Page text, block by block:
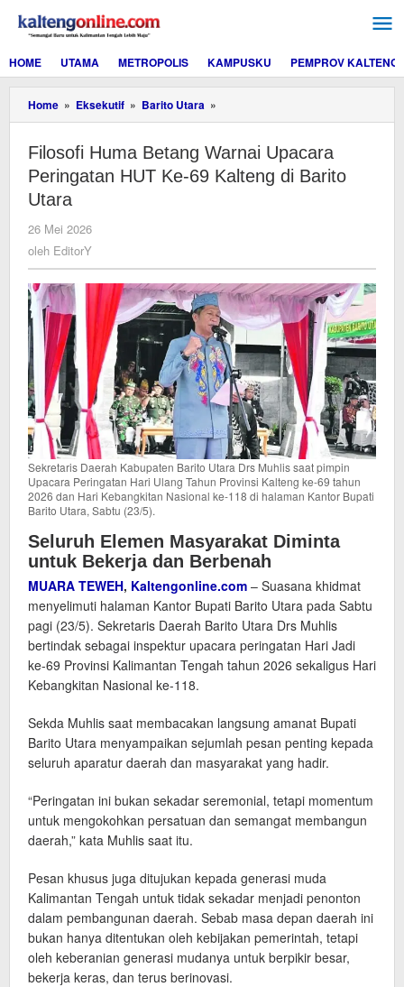
konten
HOME
UTAMA METROPOLIS KAMPUSKU PEMPROV KALTENG
Home » Eksekutif » Barito Utara »
Huma
Warnai
Upacara
Peringatan
di
Barito
Utara
Filosofi Huma Betang Warnai Upacara
Peringatan HUT Ke-69 Kalteng di Barito
Utara
26 Mei 2026
oleh EditorY
Sekretaris Daerah Kabupaten Barito Utara Drs Muhlis saat pimpin
Upacara Peringatan Hari Ulang Tahun Provinsi Kalteng ke-69 tahun
2026 dan Hari Kebangkitan Nasional ke-118 di halaman Kantor Bupati
Barito Utara, Sabtu (23/5).
Seluruh Elemen Masyarakat Diminta
untuk Bekerja dan Berbenah
MUARA TEWEH, Kaltengonline.com – Suasana khidmat
menyelimuti halaman Kantor Bupati Barito Utara pada Sabtu
pagi (23/5). Sekretaris Daerah Barito Utara Drs Muhlis
bertindak sebagai inspektur upacara peringatan Hari Jadi
ke-69 Provinsi Kalimantan Tengah tahun 2026 sekaligus Hari
Kebangkitan Nasional ke-118.
Sekda Muhlis saat membacakan langsung amanat Bupati
Barito Utara menyampaikan sejumlah pesan penting kepada
seluruh aparatur daerah dan masyarakat yang hadir.
“Peringatan ini bukan sekadar seremonial, tetapi momentum
untuk mengokohkan persatuan dan semangat membangun
daerah,” kata Muhlis saat itu.
Pesan khusus juga ditujukan kepada generasi muda
Kalimantan Tengah untuk tidak sekadar menjadi penonton
dalam pembangunan daerah. Sebab masa depan daerah ini
bukan hanya ditentukan oleh kebijakan pemerintah, tetapi
oleh keberanian generasi mudanya untuk berpikir besar,
bekerja keras, dan terus berinovasi.